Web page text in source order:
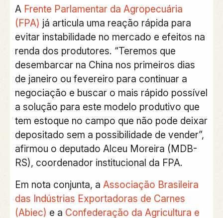
A Frente Parlamentar da Agropecuária
(FPA) já articula uma reação rápida para
evitar instabilidade no mercado e efeitos na
renda dos produtores. “Teremos que
desembarcar na China nos primeiros dias
de janeiro ou fevereiro para continuar a
negociação e buscar o mais rápido possível
a solução para este modelo produtivo que
tem estoque no campo que não pode deixar
depositado sem a possibilidade de vender”,
afirmou o deputado Alceu Moreira (MDB-
RS), coordenador institucional da FPA.
Em nota conjunta, a Associação Brasileira
das Indústrias Exportadoras de Carnes
(Abiec) e a Confederação da Agricultura e